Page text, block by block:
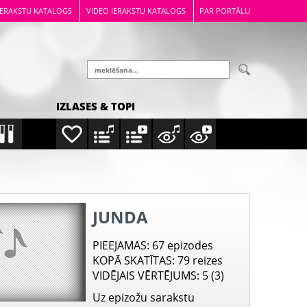
KATALOGS VIDEO IERAKSTU KATALOGS PAR PORTĀLU
IZLASES & TOPI
JUNDA
PIEEJAMAS: 67 epizodes
KOPĀ SKATĪTAS: 79 reizes
VIDĒJAIS VĒRTĒJUMS: 5 (3)
Uz epizožu sarakstu